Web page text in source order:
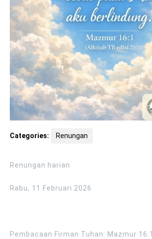
Categories: Renungan
Renungan harian
Rabu, 11 Februari 2026
Pembacaan Firman Tuhan: Mazmur 16:1